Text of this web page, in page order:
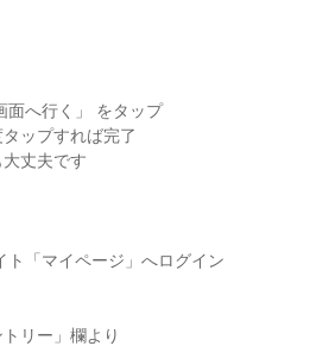
面へ行く」 をタップ
ップすれば完了
丈夫です
ト「マイページ」へログイン
リー」欄より